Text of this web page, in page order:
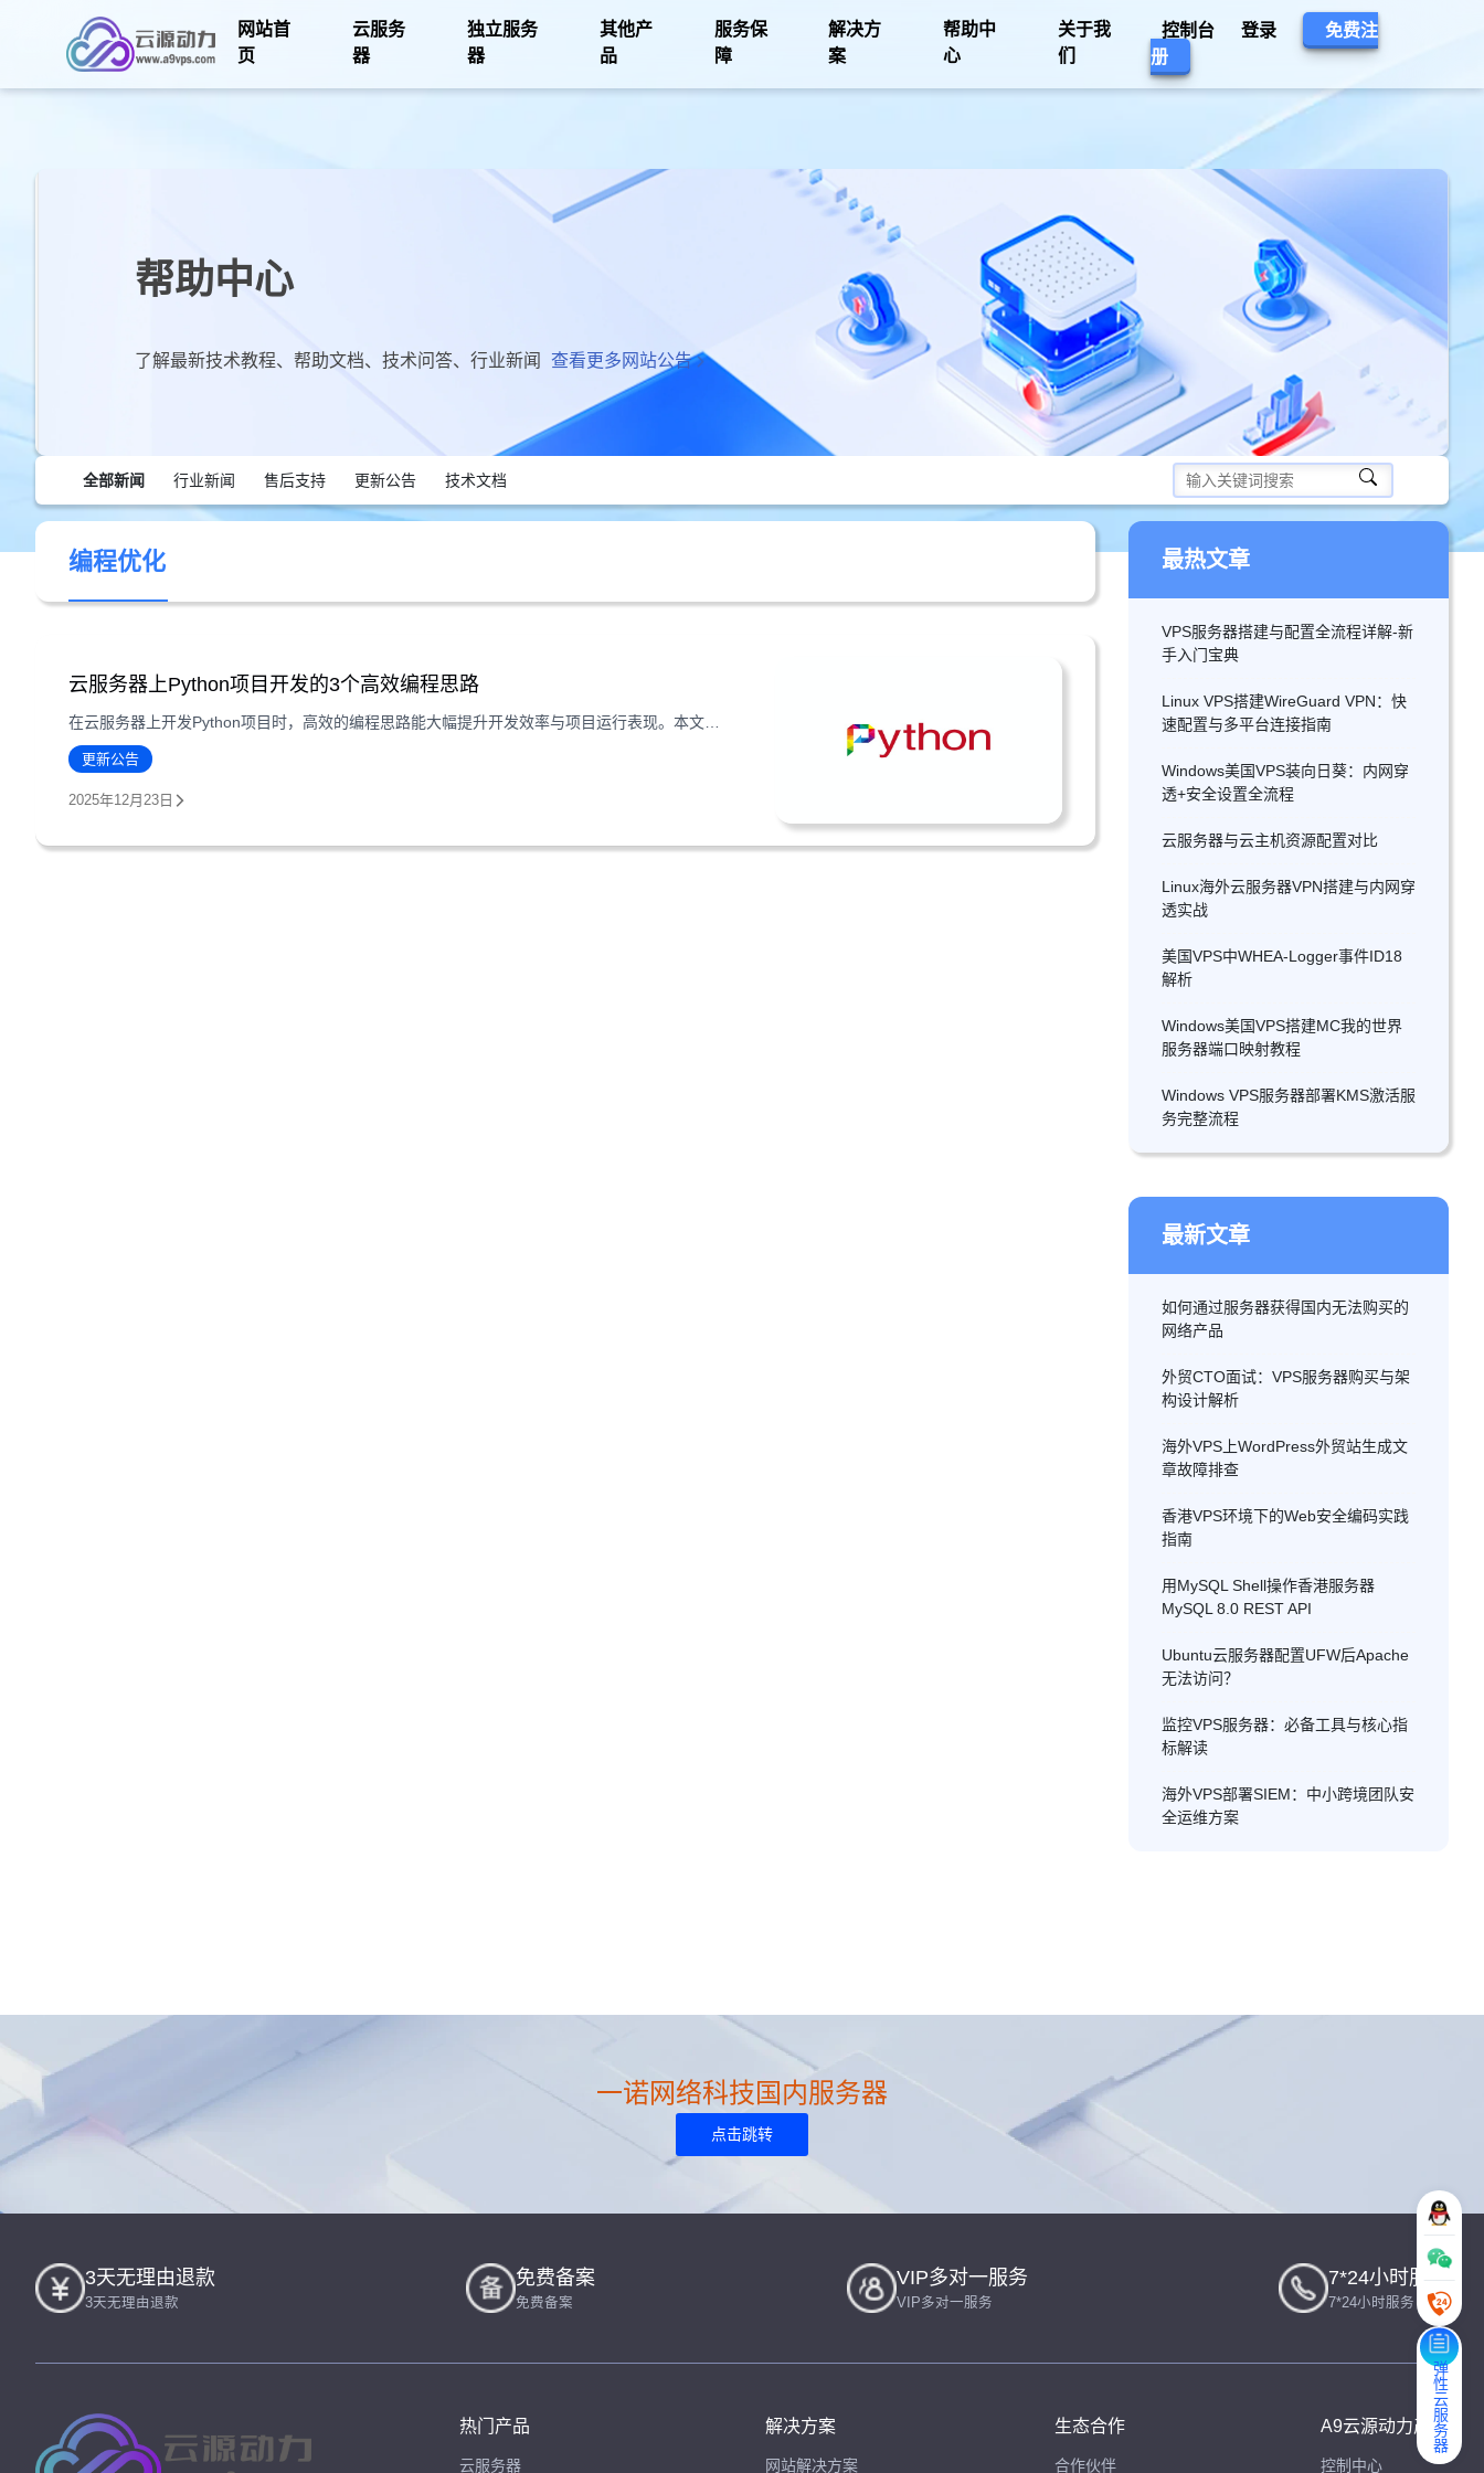
网站首
页
云服务
器
独立服务
器
其他产
品
服务保
障
解决方
案
帮助中
心
关于我
们
控制台 登录
免费注
册
帮助中心
了解最新技术教程、帮助文档、技术问答、行业新闻 查看更多网站公告
全部新闻 行业新闻 售后支持 更新公告 技术文档
编程优化
云服务器上Python项目开发的3个高效编程思路
更新公告
2025年12月23日
最热文章
VPS服务器搭建与配置全流程详解-新
手入门宝典
Linux VPS搭建WireGuard VPN：快
速配置与多平台连接指南
Windows美国VPS装向日葵：内网穿
透+安全设置全流程
云服务器与云主机资源配置对比
Linux海外云服务器VPN搭建与内网穿
透实战
美国VPS中WHEA-Logger事件ID18
解析
Windows美国VPS搭建MC我的世界
服务器端口映射教程
Windows VPS服务器部署KMS激活服
务完整流程
最新文章
如何通过服务器获得国内无法购买的
网络产品
外贸CTO面试：VPS服务器购买与架
构设计解析
海外VPS上WordPress外贸站生成文
章故障排查
香港VPS环境下的Web安全编码实践
指南
用MySQL Shell操作香港服务器
MySQL 8.0 REST API
Ubuntu云服务器配置UFW后Apache
无法访问？
监控VPS服务器：必备工具与核心指
标解读
海外VPS部署SIEM：中小跨境团队安
全运维方案
弹性云服务器
一诺网络科技国内服务器
点击跳转
3天无理由退款
3天无理由退款
免费备案
免费备案
VIP多对一服务
VIP多对一服务
7*24小时服务
7*24小时服务
热门产品
云服务器
解决方案
网站解决方案
生态合作
合作伙伴
A9云源动力产品
控制中心